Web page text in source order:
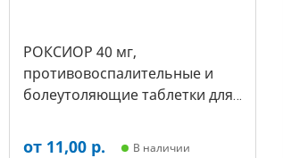
РОКСИОР 40 мг,
противовоспалительные и
болеутоляющие таблетки для
таб) (арт-5503)
от 11,00 р. В наличии